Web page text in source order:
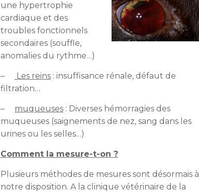
une hypertrophie
cardiaque et des
troubles fonctionnels
secondaires (souffle,
anomalies du rythme…)
– Les reins : insuffisance rénale, défaut de
filtration…
– muqueuses : Diverses hémorragies des
muqueuses (saignements de nez, sang dans les
urines ou les selles…)
Comment la mesure-t-on ?
Plusieurs méthodes de mesures sont désormais à
notre disposition. A la clinique vétérinaire de la